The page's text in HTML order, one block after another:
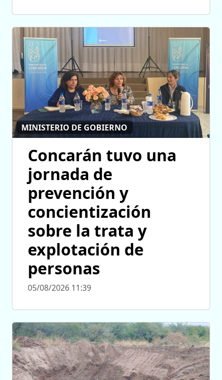
MINISTERIO DE GOBIERNO
Concarán tuvo una
jornada de
prevención y
concientización
sobre la trata y
explotación de
personas
05/08/2026 11:39